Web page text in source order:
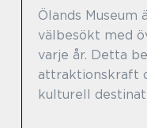
Ölands
välbesökt med
varje år. Detta
attraktionskraft
kulturell